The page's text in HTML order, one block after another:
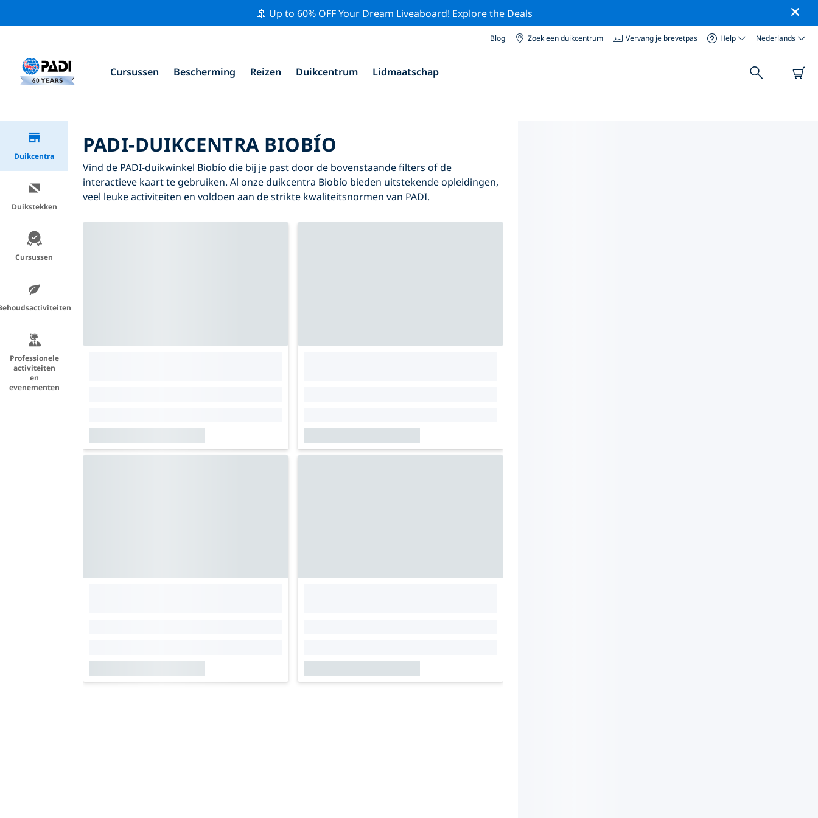
🚢 Up to 60% OFF Your Dream Liveaboard! Explore the Deals
Blog Zoek een duikcentrum Vervang je brevetpas Help Nederlands
Cursussen Bescherming Reizen Duikcentrum Lidmaatschap
Duikcentra
Duikstekken
Cursussen
Professionele
activiteiten
en
evenementen
PADI-DUIKCENTRA BIOBÍO
Vind de PADI-duikwinkel Biobío die bij je past door de bovenstaande filters of de
interactieve kaart te gebruiken. Al onze duikcentra Biobío bieden uitstekende opleidingen,
veel leuke activiteiten en voldoen aan de strikte kwaliteitsnormen van PADI.